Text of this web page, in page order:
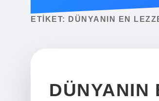
ETIKET: DÜNYANIN EN
DÜNYANIN